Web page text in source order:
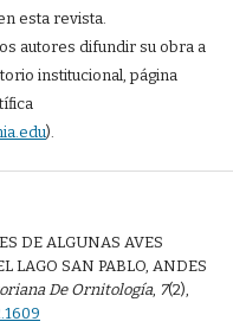
esta revista.
autores difundir su obra a
institucional, página
).
DE ALGUNAS AVES
LAGO SAN PABLO, ANDES
De Ornitología, 7(2),